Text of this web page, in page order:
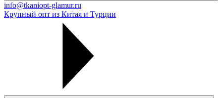
info@tkaniopt-glamur.ru
Крупный опт из Китая и Турции